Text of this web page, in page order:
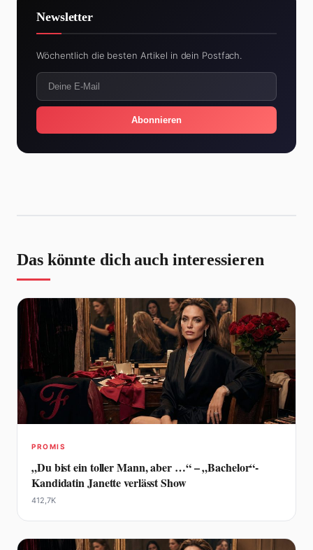
Newsletter
Wöchentlich die besten Artikel in dein Postfach.
Abonnieren
Das könnte dich auch interessieren
PROMIS
„Du bist ein toller Mann, aber …“ – „Bachelor“-
Kandidatin Janette verlässt Show
412,7K